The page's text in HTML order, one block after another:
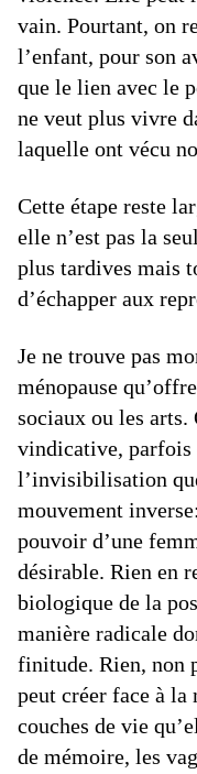
vain. Pourtant, on
l’enfant, pour son
que le lien avec le
ne veut plus vivre
laquelle ont vécu
Cette étape reste
elle n’est pas la
plus tardives mais
d’échapper aux
Je ne trouve pas
ménopause
sociaux ou les
vindicative, parfois
l’invisibilisation
mouvement
pouvoir d’une
désirable. Rien en
biologique de la
manière radicale
finitude. Rien, non
peut créer face à la
couches de vie
de mémoire, les